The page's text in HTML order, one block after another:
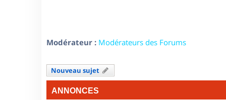
Modérateur : Modérateurs des Forums
Nouveau sujet
ANNONCES